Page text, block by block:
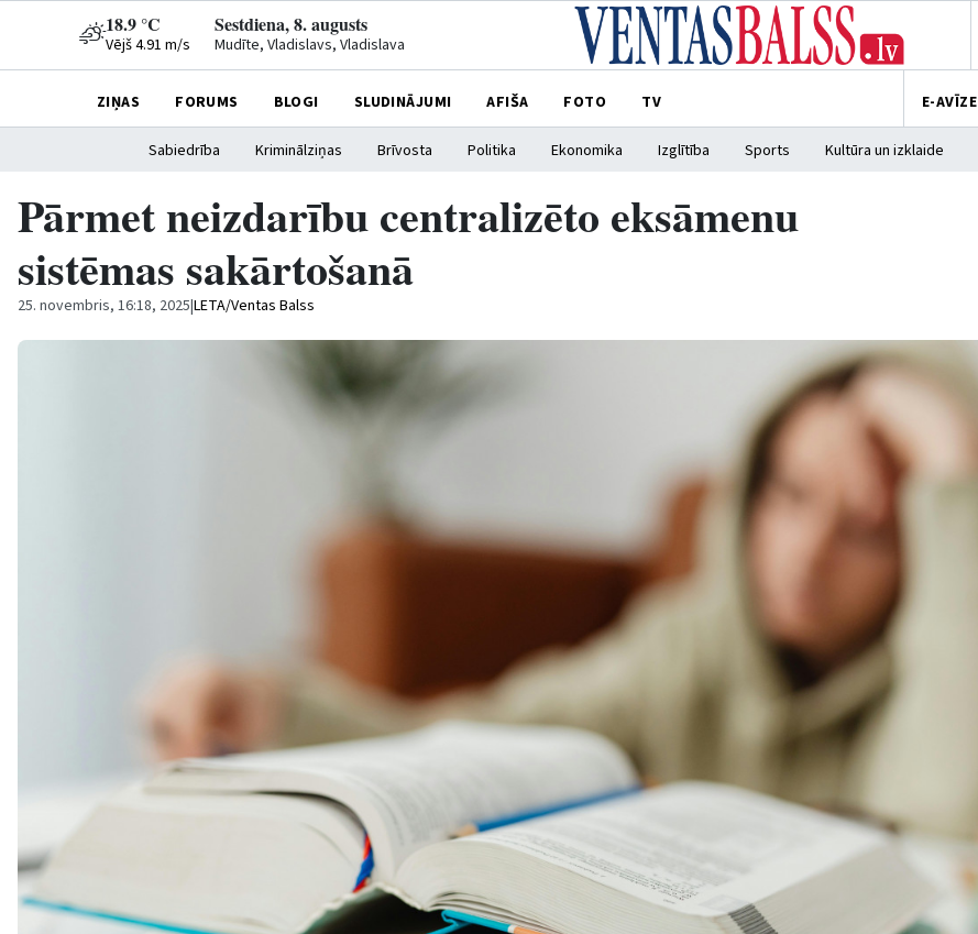
18.9 °C
Vējš 4.91 m/s
Sestdiena, 8. augusts
Mudīte, Vladislavs, Vladislava
ZIŅAS FORUMS BLOGI SLUDINĀJUMI AFIŠA FOTO TV E-AVĪZE
Sabiedrība Kriminālziņas Brīvosta Politika Ekonomika Izglītība Sports Kultūra un izklaide
Pārmet neizdarību centralizēto eksāmenu
sistēmas sakārtošanā
25. novembris, 16:18, 2025|LETA/Ventas Balss